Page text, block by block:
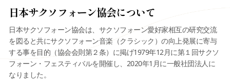
日本サクソフォーン協会について
日本サクソフォーン協会は、サクソフォーン愛好家相互の研究交流
を図ると共にサクソフォーン音楽（クラシック）の向上発展に寄与
する事を目的（協会会則第２条）に掲げ1979年12月に第１回サクソ
フォーン・フェスティバルを開催し、2020年1月に一般社団法人に
なりました。